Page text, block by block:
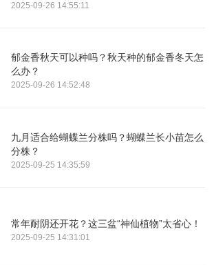
2025-09-26 14:55:11
郁金香秋天可以种吗？秋天种的郁金香冬天怎
么办？
2025-09-26 14:52:48
九月适合给蝴蝶兰分株吗？蝴蝶兰长小苗怎么
分株？
2025-09-25 14:35:59
常年耐阴还开花？这三盆“神仙植物”太省心！
2025-09-25 14:31:01